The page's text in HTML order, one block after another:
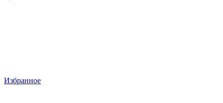
Избранное